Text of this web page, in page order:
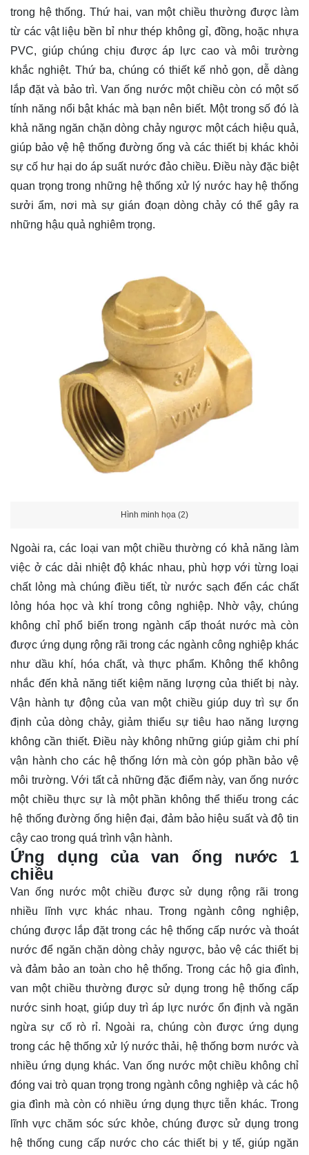
trong hệ thống. Thứ hai, van một chiều thường được làm
từ các vật liệu bền bỉ như thép không gỉ, đồng, hoặc nhựa
PVC, giúp chúng chịu được áp lực cao và môi trường
khắc nghiệt. Thứ ba, chúng có thiết kế nhỏ gọn, dễ dàng
lắp đặt và bảo trì. Van ống nước một chiều còn có một số
tính năng nổi bật khác mà bạn nên biết. Một trong số đó là
khả năng ngăn chặn dòng chảy ngược một cách hiệu quả,
giúp bảo vệ hệ thống đường ống và các thiết bị khác khỏi
sự cố hư hại do áp suất nước đảo chiều. Điều này đặc biệt
quan trọng trong những hệ thống xử lý nước hay hệ thống
sưởi ẩm, nơi mà sự gián đoạn dòng chảy có thể gây ra
những hậu quả nghiêm trọng.
Hình minh họa (2)
Ngoài ra, các loại van một chiều thường có khả năng làm
việc ở các dải nhiệt độ khác nhau, phù hợp với từng loại
chất lỏng mà chúng điều tiết, từ nước sạch đến các chất
lỏng hóa học và khí trong công nghiệp. Nhờ vậy, chúng
không chỉ phổ biến trong ngành cấp thoát nước mà còn
được ứng dụng rộng rãi trong các ngành công nghiệp khác
như dầu khí, hóa chất, và thực phẩm. Không thể không
nhắc đến khả năng tiết kiệm năng lượng của thiết bị này.
Vận hành tự động của van một chiều giúp duy trì sự ổn
định của dòng chảy, giảm thiểu sự tiêu hao năng lượng
không cần thiết. Điều này không những giúp giảm chi phí
vận hành cho các hệ thống lớn mà còn góp phần bảo vệ
môi trường. Với tất cả những đặc điểm này, van ống nước
một chiều thực sự là một phần không thể thiếu trong các
hệ thống đường ống hiện đại, đảm bảo hiệu suất và độ tin
cậy cao trong quá trình vận hành.
Ứng dụng của van ống nước 1
chiều
Van ống nước một chiều được sử dụng rộng rãi trong
nhiều lĩnh vực khác nhau. Trong ngành công nghiệp,
chúng được lắp đặt trong các hệ thống cấp nước và thoát
nước để ngăn chặn dòng chảy ngược, bảo vệ các thiết bị
và đảm bảo an toàn cho hệ thống. Trong các hộ gia đình,
van một chiều thường được sử dụng trong hệ thống cấp
nước sinh hoạt, giúp duy trì áp lực nước ổn định và ngăn
ngừa sự cố rò rỉ. Ngoài ra, chúng còn được ứng dụng
trong các hệ thống xử lý nước thải, hệ thống bơm nước và
nhiều ứng dụng khác. Van ống nước một chiều không chỉ
đóng vai trò quan trọng trong ngành công nghiệp và các hộ
gia đình mà còn có nhiều ứng dụng thực tiễn khác. Trong
lĩnh vực chăm sóc sức khỏe, chúng được sử dụng trong
hệ thống cung cấp nước cho các thiết bị y tế, giúp ngăn